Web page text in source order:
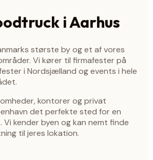
i Aarhus
største by og et af vores
Vi kører til firmafester på
i Nordsjælland og events i hele
kontorer og privat
det perfekte sted for en
kender byen og kan nemt finde
til jeres lokation.